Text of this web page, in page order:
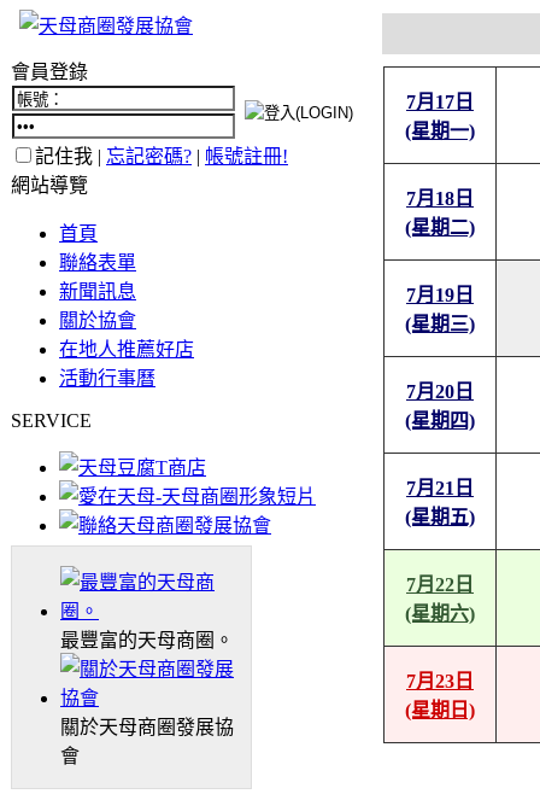
會員登錄
記住我 | 忘記密碼? | 帳號註冊!
網站導覽
首頁
聯絡表單
新聞訊息
關於協會
在地人推薦好店
活動行事曆
SERVICE
最豐富的天母商圈。
關於天母商圈發展協
會
7月17日
(星期一)
7月18日
(星期二)
7月19日
(星期三)
7月20日
(星期四)
7月21日
(星期五)
7月22日
(星期六)
7月23日
(星期日)